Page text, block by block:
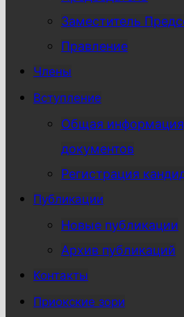
Заместитель
Правление
Члены
Вступление
Общая
документов
Регистрация
Публикации
Новые публикации
Архив публикаций
Контакты
Приокские зори